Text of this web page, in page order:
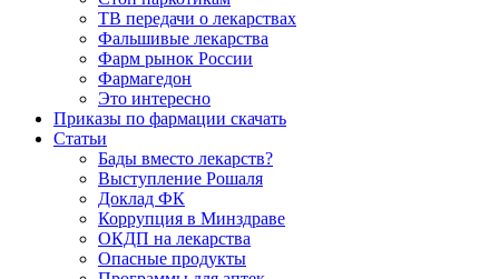
ТВ передачи о лекарствах
Фальшивые лекарства
Фарм рынок России
Фармагедон
Это интересно
Приказы по фармации скачать
Статьи
Бады вместо лекарств?
Выступление Рошаля
Доклад ФК
Коррупция в Минздраве
ОКДП на лекарства
Опасные продукты